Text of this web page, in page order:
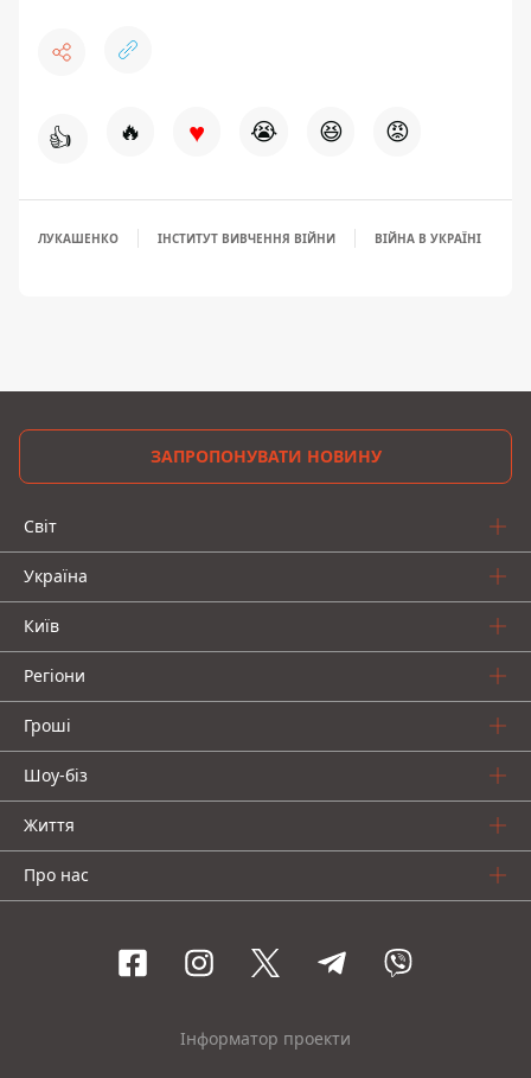
👍 🔥 ♥ 😭 😆 😡
ЛУКАШЕНКО ІНСТИТУТ ВИВЧЕННЯ ВІЙНИ ВІЙНА В УКРАЇНІ
ЗАПРОПОНУВАТИ НОВИНУ
Світ
Україна
Київ
Регіони
Гроші
Шоу-біз
Життя
Про нас
Інформатор проекти